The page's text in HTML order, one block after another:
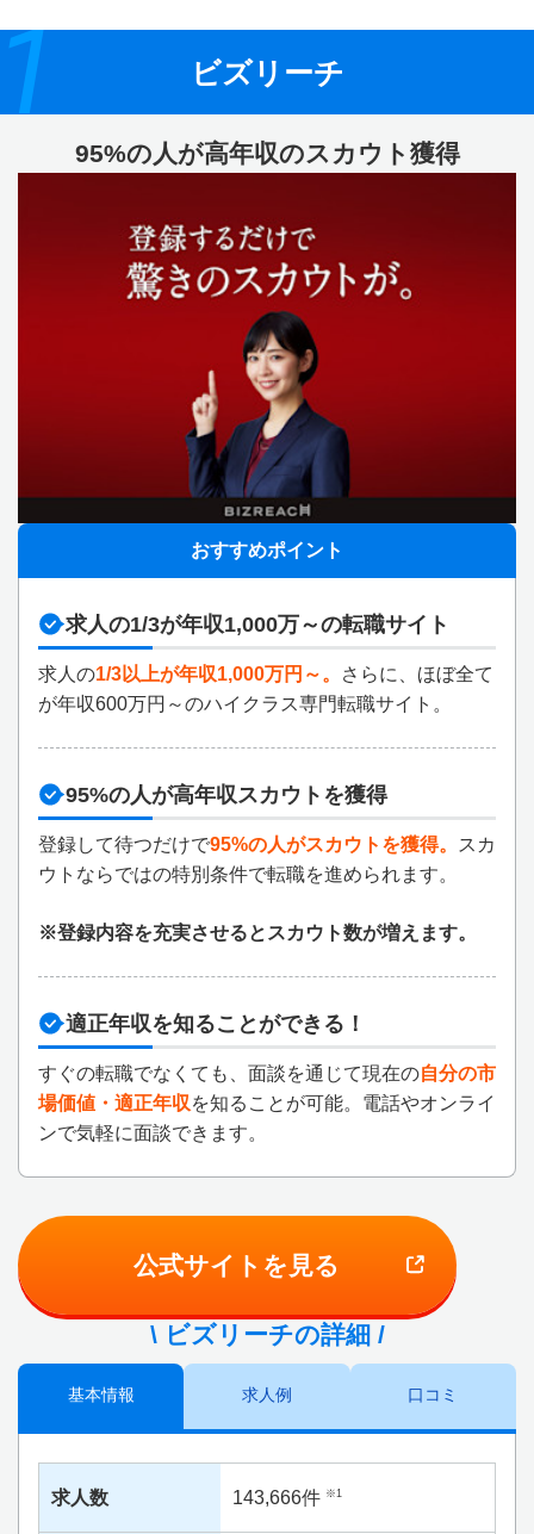
ビズリーチ
95%の人が高年収のスカウト獲得
おすすめポイント
求人の1/3が年収1,000万～の転職サイト
求人の1/3以上が年収1,000万円～。
さらに、ほぼ全て
が年収600万円～のハイクラス専門転職サイト。
95%の人が高年収スカウトを獲得
登録して待つだけで95%の人がスカウトを獲得。
スカ
ウトならではの特別条件で転職を進められます。
※登録内容を充実させるとスカウト数が増えます。
適正年収を知ることができる！
すぐの転職でなくても、面談を通じて現在の自分の市
場価値・適正年収を知ることが可能。電話やオンライ
ンで気軽に面談できます。
公式サイトを見る
\ ビズリーチの詳細 /
基本情報 求人例 口コミ
求人数 143,666件 ※1